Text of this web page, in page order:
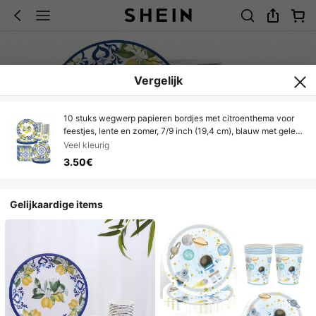
Vergelijk
10 stuks wegwerp papieren bordjes met citroenthema voor
feestjes, lente en zomer, 7/9 inch (19,4 cm), blauw met gele
tegels, geschikt voor desserts, picknicks, buitenfeesten,
verjaardagsfeesten en zomerse buitenfeesten.
Veel kleurig
3.50€
Gelijkaardige items